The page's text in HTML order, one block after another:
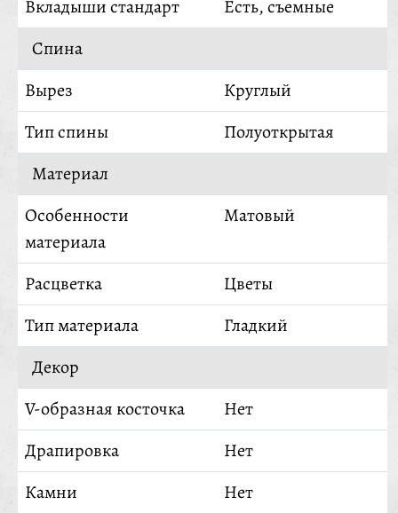
Вкладыши стандарт
Есть, съемные
Спина
Вырез
Круглый
Тип спины
Полуоткрытая
Материал
Особенности
материала
Матовый
Расцветка
Цветы
Тип материала
Гладкий
Декор
V-образная косточка
Нет
Драпировка
Нет
Камни
Нет